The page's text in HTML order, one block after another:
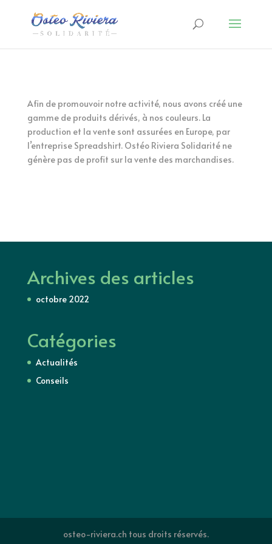
Afin de promouvoir notre activité, nous avons créé une
gamme de produits dérivés, à nos couleurs. La
production et la vente sont assurées en Europe, par
l’entreprise Spreadshirt. Ostéo Riviera Solidarité ne
génère pas de profit sur la vente des marchandises.
Archives des articles
octobre 2022
Catégories
Actualités
Conseils
osteo-riviera.ch tous droits réservés.